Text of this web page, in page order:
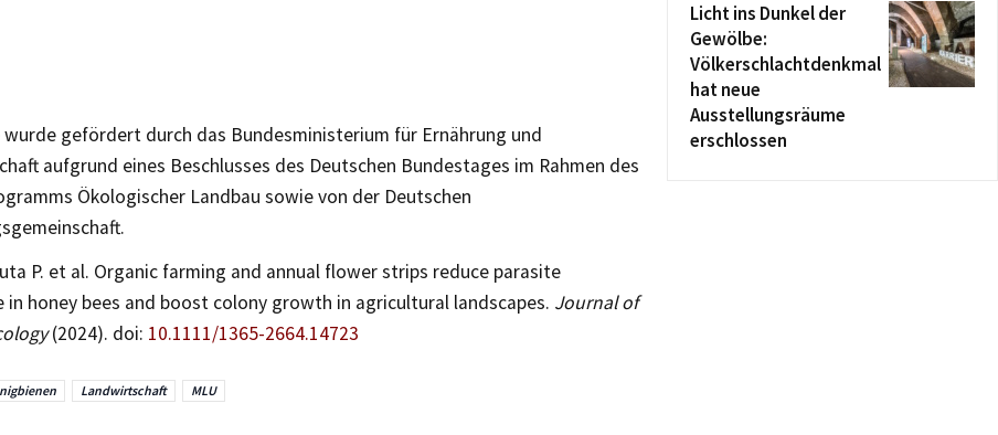
wurde gefördert durch das Bundesministerium für Ernährung und
aufgrund eines Beschlusses des Deutschen Bundestages im Rahmen des
Ökologischer Landbau sowie von der Deutschen
P. et al. Organic farming and annual flower strips reduce parasite
in honey bees and boost colony growth in agricultural landscapes. Journal of
(2024). doi: 10.1111/1365-2664.14723
Landwirtschaft MLU
Licht ins Dunkel der
Gewölbe:
Völkerschlachtdenkmal
hat neue
Ausstellungsräume
erschlossen